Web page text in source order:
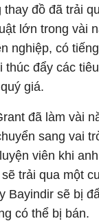
thay đồ đã trải
lớn trong vài
nghiệp, có
thúc đẩy các
giá.
đã làm vài
sang vai
viên khi
trải qua một
Bayindir sẽ bị
có thể bị bán.